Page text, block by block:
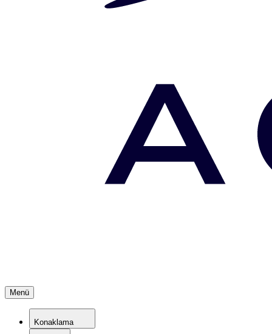
Menü
Konaklama